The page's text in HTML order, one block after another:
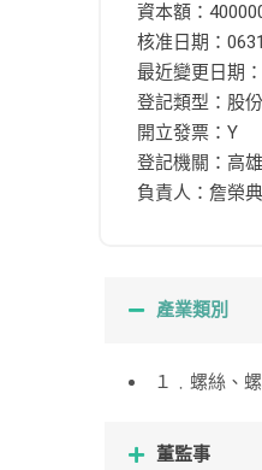
資本額：
核准日期：
最近變更日期
登記類型：股
開立發票：Y
登記機關：高
負責人：詹榮典
產業類別
１﹒螺絲、
董監事